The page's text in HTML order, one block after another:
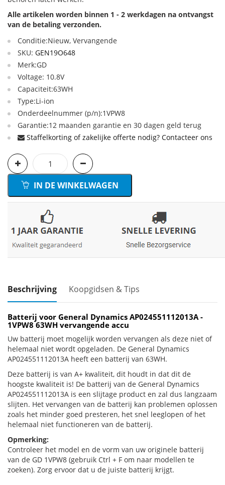
Alle artikelen worden binnen 1 - 2 werkdagen na ontvangst
van de betaling verzonden.
Conditie:Nieuw, Vervangende
SKU: GEN19O648
Merk:GD
Voltage: 10.8V
Capaciteit:63WH
Type:Li-ion
Onderdeelnummer (p/n):1VPW8
Garantie:12 maanden garantie en 30 dagen geld terug
Staffelkorting of zakelijke offerte nodig? Contacteer ons
IN DE WINKELWAGEN
Beschrijving Koopgidsen & Tips
Batterij voor General Dynamics AP024551112013A -
1VPW8 63WH vervangende accu
Uw batterij moet mogelijk worden vervangen als deze niet of
helemaal niet wordt opgeladen. De General Dynamics
AP024551112013A heeft een batterij van 63WH.
Deze batterij is van A+ kwaliteit, dit houdt in dat dit de
hoogste kwaliteit is! De batterij van de General Dynamics
AP024551112013A is een slijtage product en zal dus langzaam
slijten. Het vervangen van de batterij kan problemen oplossen
zoals het minder goed presteren, het snel leeglopen of het
helemaal niet functioneren van de batterij.
Opmerking:
Controleer het model en de vorm van uw originele batterij
van de GD 1VPW8 (gebruik Ctrl + F om naar modellen te
zoeken). Zorg ervoor dat u de juiste batterij krijgt.